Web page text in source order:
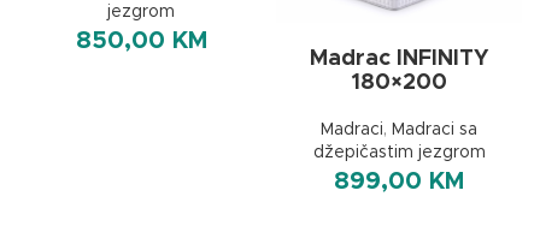
jezgrom
850,00 KM
Madrac INFINITY
180×200
Madraci, Madraci sa
džepičastim jezgrom
899,00 KM